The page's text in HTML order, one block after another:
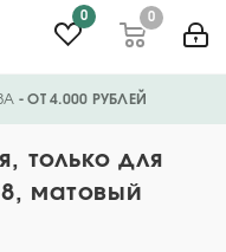
0 0
- ОТ 4.000 РУБЛЕЙ
только для
матовый